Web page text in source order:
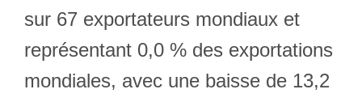
sur 67 exportateurs mondiaux et
représentant 0,0 % des exportations
mondiales, avec une baisse de 13,2